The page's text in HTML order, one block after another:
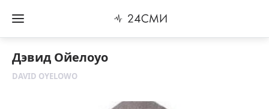
Дэвид Ойелоуо
DAVID OYELOWO